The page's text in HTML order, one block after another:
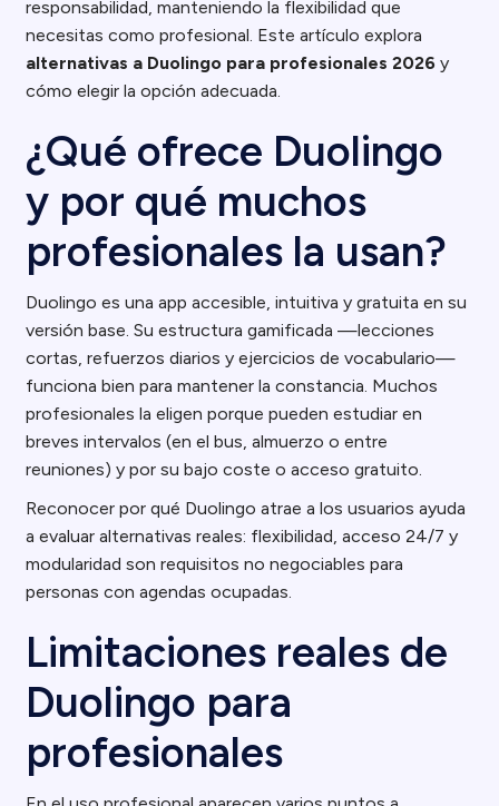
responsabilidad, manteniendo la flexibilidad que
necesitas como profesional. Este artículo explora
alternativas a Duolingo para profesionales 2026 y
cómo elegir la opción adecuada.
¿Qué ofrece Duolingo
y por qué muchos
profesionales la usan?
Duolingo es una app accesible, intuitiva y gratuita en su
versión base. Su estructura gamificada —lecciones
cortas, refuerzos diarios y ejercicios de vocabulario—
funciona bien para mantener la constancia. Muchos
profesionales la eligen porque pueden estudiar en
breves intervalos (en el bus, almuerzo o entre
reuniones) y por su bajo coste o acceso gratuito.
Reconocer por qué Duolingo atrae a los usuarios ayuda
a evaluar alternativas reales: flexibilidad, acceso 24/7 y
modularidad son requisitos no negociables para
personas con agendas ocupadas.
Limitaciones reales de
Duolingo para
profesionales